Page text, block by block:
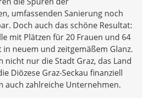
umfassenden Sanierung noch
Doch auch das schöne Resultat:
mit Plätzen für 20 Frauen und 64
neuem und zeitgemäßem Glanz.
nicht nur die Stadt Graz, das Land
Diözese Graz-Seckau finanziell
auch zahlreiche Unternehmen.